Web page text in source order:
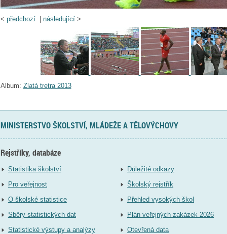
< předchozí| následující>
Album: Zlatá tretra 2013
MINISTERSTVO ŠKOLSTVÍ, MLÁDEŽE A TĚLOVÝCHOVY
Rejstříky, databáze
Statistika školství
Pro veřejnost
O školské statistice
Sběry statistických dat
Statistické výstupy a analýzy
Důležité odkazy
Školský rejstřík
Přehled vysokých škol
Plán veřejných zakázek 2026
Otevřená data